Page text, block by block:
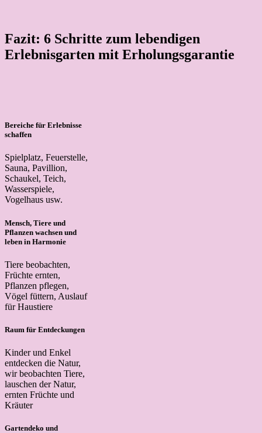
Fazit: 6 Schritte zum lebendigen
Erlebnisgarten mit Erholungsgarantie
Bereiche für Erlebnisse
schaffen
Spielplatz, Feuerstelle,
Sauna, Pavillion,
Schaukel, Teich,
Wasserspiele,
Vogelhaus usw.
Mensch, Tiere und
Pflanzen wachsen und
leben in Harmonie
Tiere beobachten,
Früchte ernten,
Pflanzen pflegen,
Vögel füttern, Auslauf
für Haustiere
Raum für Entdeckungen
Kinder und Enkel
entdecken die Natur,
wir beobachten Tiere,
lauschen der Natur,
ernten Früchte und
Kräuter
Gartendeko und